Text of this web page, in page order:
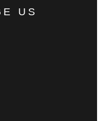
US